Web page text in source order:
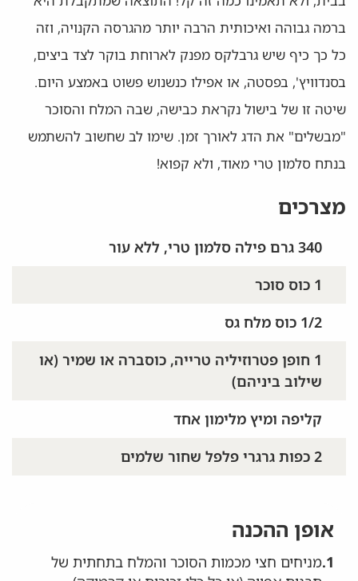
ברמה גבוהה ואיכותית הרבה יותר מהגרסה הקנויה, וזה
כל כך כיף שיש גרבלקס מפנק לארוחת בוקר לצד ביצים,
בסנדוויץ', בפסטה, או אפילו כנשנוש פשוט באמצע היום.
שיטה זו של בישול נקראת כבישה, שבה המלח והסוכר
"מבשלים" את הדג לאורך זמן. שימו לב שחשוב להשתמש
בנתח סלמון טרי מאוד, ולא קפוא!
מצרכים
340 גרם פילה סלמון טרי, ללא עור
1 כוס סוכר
1/2 כוס מלח גס
1 חופן פטרוזיליה טרייה, כוסברה או שמיר (או
שילוב ביניהם)
קליפה ומיץ מלימון אחד
2 כפות גרגרי פלפל שחור שלמים
אופן ההכנה
1. מניחים חצי מכמות הסוכר והמלח בתחתית של